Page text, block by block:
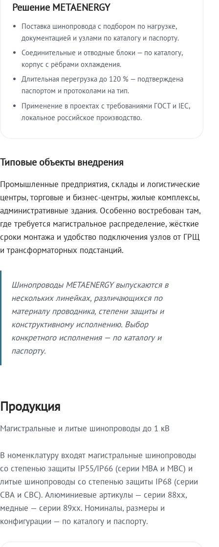
Решение METAENERGY
Поставка шинопровода с подбором по нагрузке,
документацией и узлами по каталогу и паспорту.
Соединительные и отводные блоки — по каталогу,
корпус с рёбрами охлаждения.
Длительная перегрузка до 120 % — подтверждена
паспортом и протоколами на тип.
Применение в проектах с требованиями ГОСТ и IEC,
локальное российское производство.
Типовые объекты внедрения
Промышленные предприятия, склады и логистические
центры, торговые и бизнес-центры, жилые комплексы,
административные здания. Особенно востребован там,
где требуется магистральное распределение, жёсткие
сроки монтажа и удобство подключения узлов от ГРЩ
и трансформаторных подстанций.
Шинопроводы METAENERGY выпускаются в
нескольких линейках, различающихся по
материалу проводника, степени защиты и
конструктивному исполнению. Выбор
конкретного исполнения — по каталогу и
паспорту.
Продукция
Магистральные и литые шинопроводы до 1 кВ
В номенклатуру входят магистральные шинопроводы
со степенью защиты IP55/IP66 (серии МВА и МВС) и
литые шинопроводы со степенью защиты IP68 (серии
СВА и СВС). Алюминиевые артикулы — серии 88xx,
медные — серии 89xx. Номиналы, размеры и
конфигурации — по каталогу и паспорту.